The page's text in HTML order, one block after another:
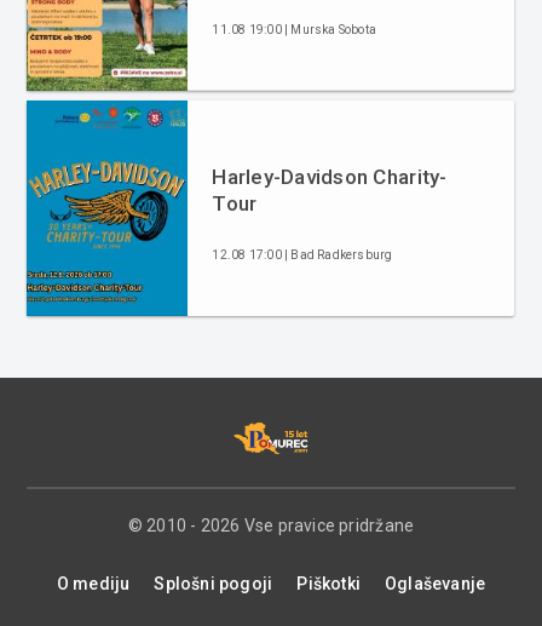
11.08 19:00 | Murska Sobota
Harley-Davidson Charity-
Tour
12.08 17:00 | Bad Radkersburg
© 2010 - 2026 Vse pravice pridržane
O mediju Splošni pogoji Piškotki Oglaševanje